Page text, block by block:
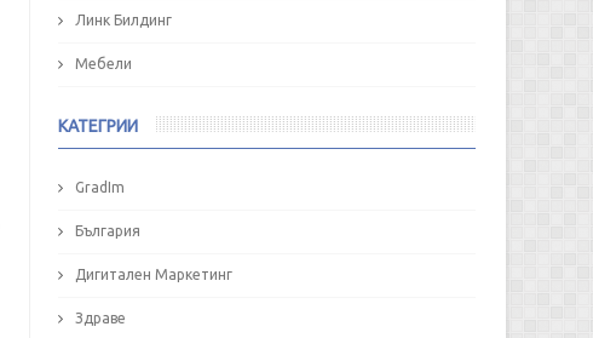
Линк Билдинг
Мебели
КАТЕГРИИ
GradIm
България
Дигитален Маркетинг
Здраве